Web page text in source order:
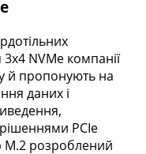
NVMe компанії
й пропонують на
даних і
PCIe
розроблений